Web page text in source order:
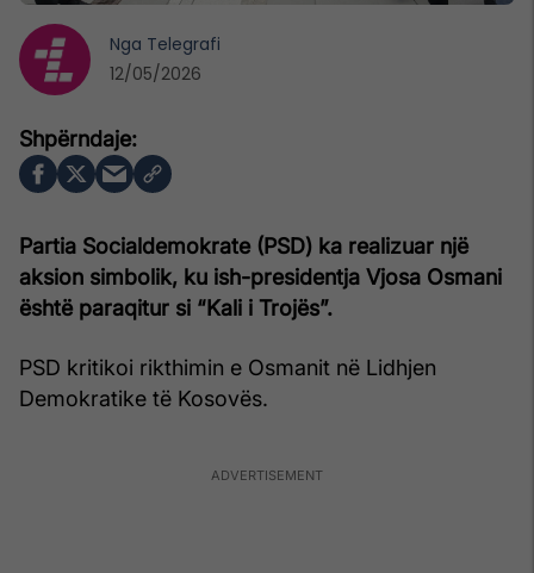
Partia Socialdemokrate (PSD) ka realizuar një
aksion simbolik, ku ish-presidentja Vjosa Osmani
është paraqitur si “Kali i Trojës”.
PSD kritikoi rikthimin e Osmanit në Lidhjen
Demokratike të Kosovës.
Nga Telegrafi
12/05/2026